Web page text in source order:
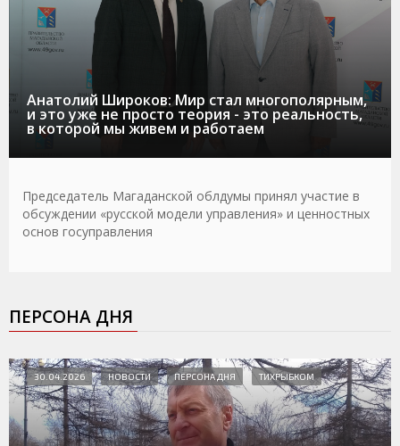
Анатолий Широков: Мир стал многополярным,
и это уже не просто теория - это реальность,
в которой мы живем и работаем
Председатель Магаданской облдумы принял участие в
обсуждении «русской модели управления» и ценностных
основ госуправления
ПЕРСОНА ДНЯ
30.04.2026 НОВОСТИ ПЕРСОНА ДНЯ ТИХРЫБКОМ